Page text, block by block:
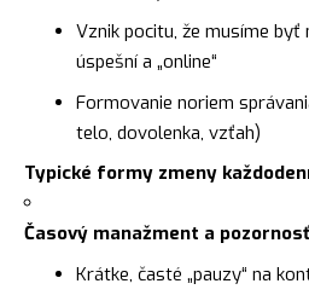
Vznik pocitu, že musíme byť
úspešní a „online“
Formovanie noriem
telo, dovolenka, vzťah)
Typické formy zmeny
Časový manažment a pozornosť
Krátke, časté „pauzy“ na